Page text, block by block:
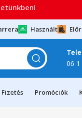
Használt
06 1
Promóciók